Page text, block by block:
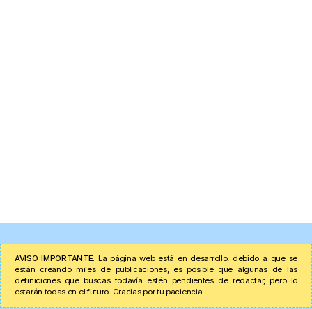
AVISO IMPORTANTE: La página web está en desarrollo, debido a que se
están creando miles de publicaciones, es posible que algunas de las
definiciones que buscas todavía estén pendientes de redactar, pero lo
estarán todas en el futuro. Gracias por tu paciencia.